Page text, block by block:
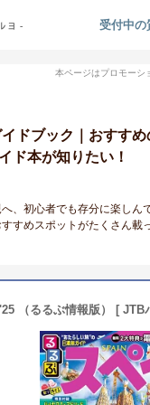
受付中の
本ページはプロモーシ
ドブック｜おすす
ド本が知りたい！
、初心者でも存分に楽し
すめスポットがたくさん載
（るるぶ情報版） [